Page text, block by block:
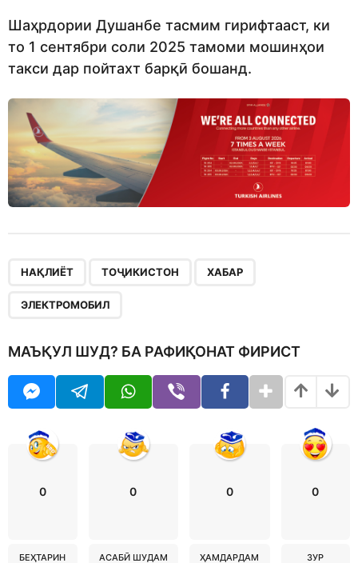
Шаҳрдории Душанбе тасмим гирифтааст, ки
то 1 сентябри соли 2025 тамоми мошинҳои
такси дар пойтахт барқӣ бошанд.
НАҚЛИЁТ ТОҶИКИСТОН ХАБАР
ЭЛЕКТРОМОБИЛ
МАЪҚУЛ ШУД? БА РАФИҚОНАТ ФИРИСТ
0
БЕҲТАРИН
0
АСАБӢ ШУДАМ
0
ҲАМДАРДАМ
0
ЗУР